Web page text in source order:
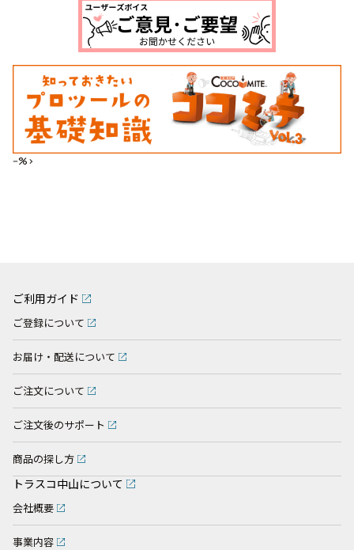
--%>
ご利用ガイド
ご登録について
お届け・配送について
ご注文について
ご注文後のサポート
商品の探し方
トラスコ中山について
会社概要
事業内容